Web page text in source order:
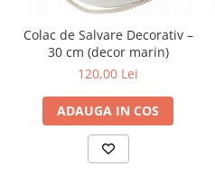
Colac de Salvare Decorativ –
30 cm (decor marin)
120,00 Lei
ADAUGA IN COS